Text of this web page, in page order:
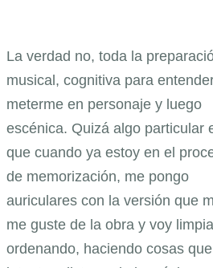
La verdad no, toda la
musical, cognitiva para
meterme en personaje y luego
escénica. Quizá algo particular
que cuando ya estoy en el
de memorización, me pongo
auriculares con la versión que
me guste de la obra y voy
ordenando, haciendo cosas